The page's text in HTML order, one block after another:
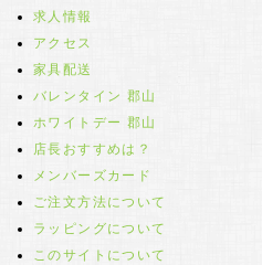
求人情報
アクセス
家具配送
バレンタイン 郡山
ホワイトデー 郡山
店長おすすめは？
メンバーズカード
ご注文方法について
ラッピングについて
このサイトについて